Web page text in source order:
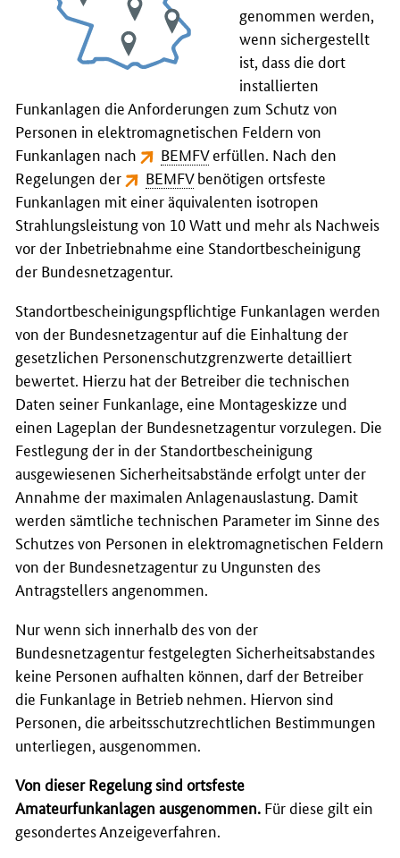
genommen werden,
wenn sichergestellt
ist, dass die dort
installierten
Funkanlagen die Anforderungen zum Schutz von
Personen in elektromagnetischen Feldern von
Funkanlagen nach
BEMFVerfüllen. Nach den
Regelungen der
BEMFVbenötigen ortsfeste
Funkanlagen mit einer äquivalenten isotropen
Strahlungsleistung von 10 Watt und mehr als Nachweis
vor der Inbetriebnahme eine Standortbescheinigung
der Bundesnetzagentur.
Standortbescheinigungspflichtige Funkanlagen werden
von der Bundesnetzagentur auf die Einhaltung der
gesetzlichen Personenschutzgrenzwerte detailliert
bewertet. Hierzu hat der Betreiber die technischen
Daten seiner Funkanlage, eine Montageskizze und
einen Lageplan der Bundesnetzagentur vorzulegen. Die
Festlegung der in der Standortbescheinigung
ausgewiesenen Sicherheitsabstände erfolgt unter der
Annahme der maximalen Anlagenauslastung. Damit
werden sämtliche technischen Parameter im Sinne des
Schutzes von Personen in elektromagnetischen Feldern
von der Bundesnetzagentur zu Ungunsten des
Antragstellers angenommen.
Nur wenn sich innerhalb des von der
Bundesnetzagentur festgelegten Sicherheitsabstandes
keine Personen aufhalten können, darf der Betreiber
die Funkanlage in Betrieb nehmen. Hiervon sind
Personen, die arbeitsschutzrechtlichen Bestimmungen
unterliegen, ausgenommen.
Von dieser Regelung sind ortsfeste
Amateurfunkanlagen ausgenommen. Für diese gilt ein
gesondertes Anzeigeverfahren.